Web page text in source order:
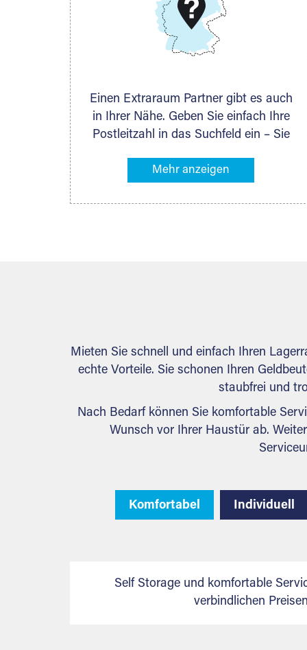
DMG Aktiengesellschaft
Schieferstein 11A
Einen Extraraum Partner gibt es auch
in Ihrer Nähe. Geben Sie einfach Ihre
Postleitzahl in das Suchfeld ein – Sie
Partners mit Lagermöglichkeiten in
können Sie anschließend Ihren
Mieten Sie schnell und einfach Ihren
echte Vorteile. Sie schonen Ihren
staubfrei und
Nach Bedarf können Sie komfortable
Wunsch vor Ihrer Haustür ab.
Komfortabel Individuell
Self Storage und komfortable
verbindlichen